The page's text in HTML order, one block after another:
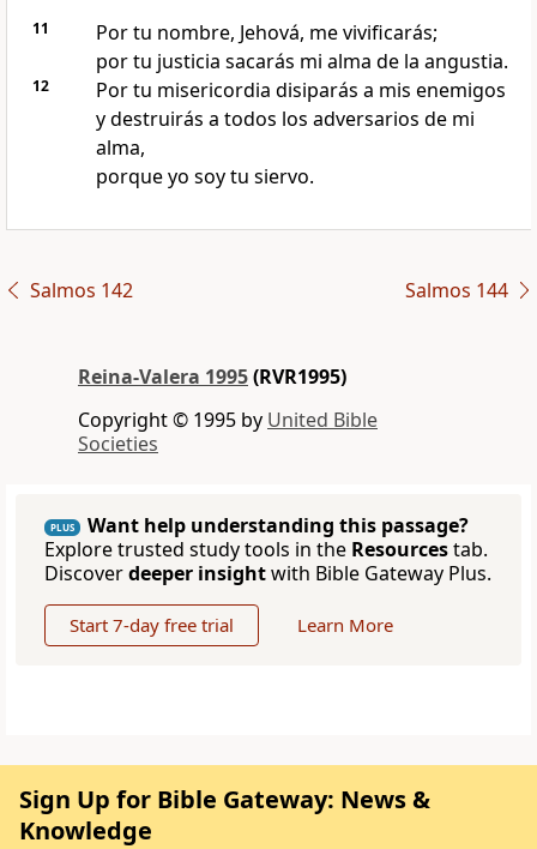
11
Por tu nombre, Jehová, me vivificarás;
por tu justicia sacarás mi alma de la angustia.
12
Por tu misericordia disiparás a mis enemigos
y destruirás a todos los adversarios de mi
alma,
porque yo soy tu siervo.
Salmos 142 Salmos 144
Reina-Valera 1995(RVR1995)
Copyright © 1995 by United Bible
Societies
PLUS
Want help understanding this passage?
Explore trusted study tools in the Resourcestab.
Discoverdeeper insightwith Bible Gateway Plus.
Start 7-day free trial Learn More
Sign Up for Bible Gateway: News &
Knowledge